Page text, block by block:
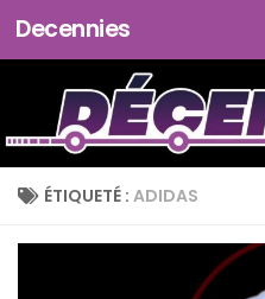
Skip to content
Decennies
ÉTIQUETÉ : ADIDAS